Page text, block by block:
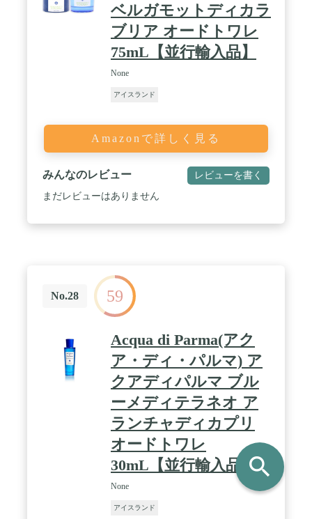
ベルガモットディカラ
ブリア オードトワレ
75mL【並行輸入品】
None
アイスランド
Amazonで詳しく見る
みんなのレビュー レビューを書く
まだレビューはありません
No.28 59
Acqua di Parma(アク
ア・ディ・パルマ) ア
クアディパルマ ブル
ーメディテラネオ ア
ランチャディカプリ
オードトワレ
30mL【並行輸入品】
None
アイスランド
search